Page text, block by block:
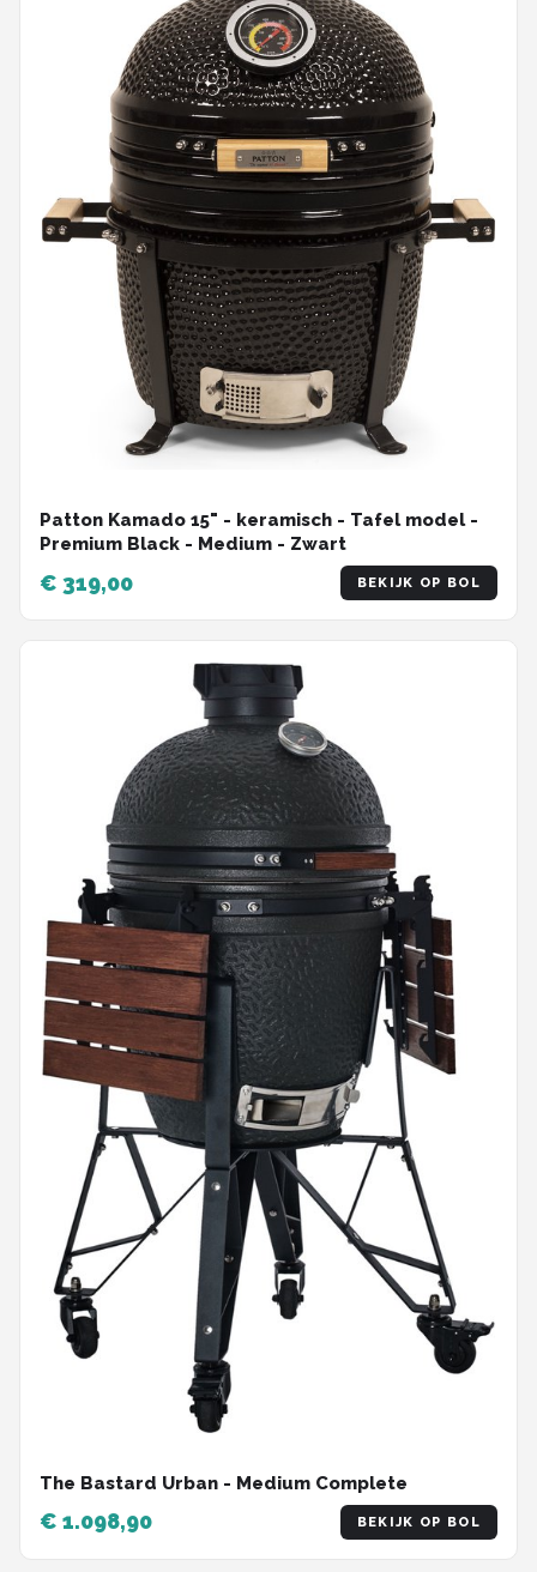
Patton Kamado 15" - keramisch - Tafel model -
Premium Black - Medium - Zwart
€ 319,00 BEKIJK OP BOL
The Bastard Urban - Medium Complete
€ 1.098,90 BEKIJK OP BOL